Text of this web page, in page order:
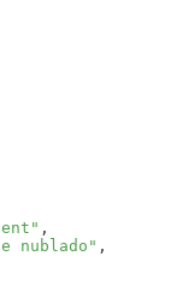
nublado"